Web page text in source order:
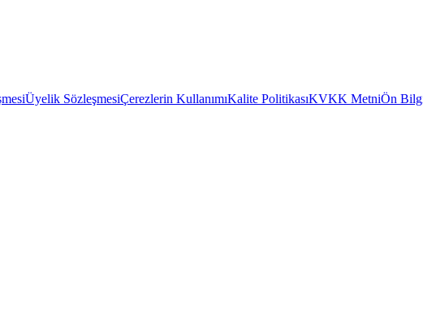
Üyelik SözleşmesiÇerezlerin KullanımıKalite PolitikasıKVKK MetniÖn